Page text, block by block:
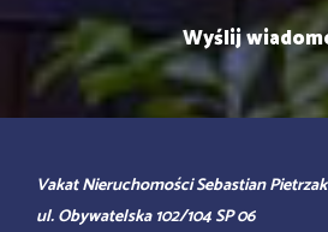
Vakat Nieruchomości Sebastian Pietrzak
ul. Obywatelska 102/104 SP 06